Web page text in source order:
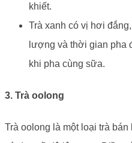
khiết.
Trà xanh có vị hơi
lượng và thời gian pha
khi pha cùng sữa.
3. Trà oolong
Trà oolong là một loại trà